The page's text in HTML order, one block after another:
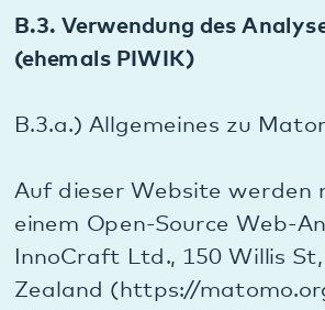
Zwecke verfolgen und die
Erwartungen von
durch die hier gegebenen
lenken, dass eine Analyse
B.3.d.) Weitergabe der Daten
Alle Daten, die Matomo erfasst,